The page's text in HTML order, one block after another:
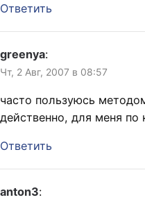
Ответить
greenya:
Чт, 2 Авг, 2007 в 08:57
часто пользуюсь
действенно, для меня по
Ответить
anton3: